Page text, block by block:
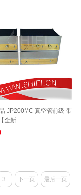
JP200MC 真空管前级 带
全新…
3 下一页 最后一页